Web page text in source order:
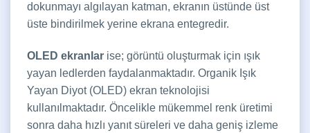
dokunmayı algılayan katman, ekranın üstünde üst
üste bindirilmek yerine ekrana entegredir.
OLED ekranlar ise; görüntü oluşturmak için ışık
yayan ledlerden faydalanmaktadır. Organik Işık
Yayan Diyot (OLED) ekran teknolojisi
kullanılmaktadır. Öncelikle mükemmel renk üretimi
sonra daha hızlı yanıt süreleri ve daha geniş izleme